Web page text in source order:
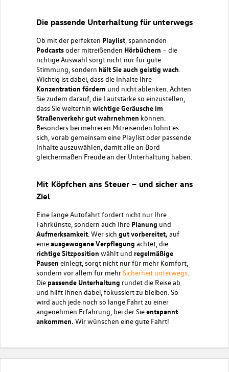
Die passende Unterhaltung für unterwegs
Ob mit der perfekten Playlist , spannenden
Podcastsoder mitreißenden Hörbüchern – die
richtige Auswahl sorgt nicht nur für gute
Stimmung, sondern hält Sie auch geistig wach
Wichtig ist dabei, dass die Inhalte Ihre
Konzentration fördern und nicht ablenken. Achten
Sie zudem darauf, die Lautstärke so einzustellen,
dass Sie weiterhin wichtige Geräusche im
Straßenverkehr gut wahrnehmen können.
Besonders bei mehreren Mitreisenden lohnt es
sich, vorab gemeinsam eine Playlist oder passende
Inhalte auszuwählen, damit alle an Bord
gleichermaßen Freude an der Unterhaltung haben.
Mit Köpfchen ans Steuer – und sicher ans
Ziel
Eine lange Autofahrt fordert nicht nur Ihre
Fahrkünste, sondern auch Ihre Planung und
Aufmerksamkeit . Wer sich gut vorbereitet, auf
eineausgewogene Verpflegung achtet, die
richtige Sitzposition wählt und regelmäßige
Pausen einlegt, sorgt nicht nur für mehr Komfort,
sondern vor allem für mehr Sicherheit unterwegs
Die passende Unterhaltung rundet die Reise ab
und hilft Ihnen dabei, fokussiert zu bleiben. So
wird auch jede noch so lange Fahrt zu einer
angenehmen Erfahrung, bei der Sieentspannt
ankommen. Wir wünschen eine gute Fahrt!